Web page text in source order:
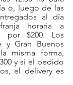
o, luego de las
al día
horaria a
por $200. Los
y Gran Buenos
misma forma,
y si el pedido
el delivery es